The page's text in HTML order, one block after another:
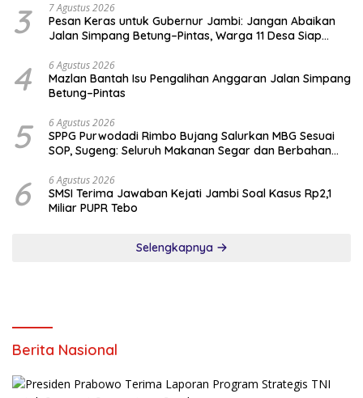
3 7 Agustus 2026
Pesan Keras untuk Gubernur Jambi: Jangan Abaikan
Jalan Simpang Betung–Pintas, Warga 11 Desa Siap
4 6 Agustus 2026
Mazlan Bantah Isu Pengalihan Anggaran Jalan Simpang
Betung–Pintas
5 6 Agustus 2026
SPPG Purwodadi Rimbo Bujang Salurkan MBG Sesuai
SOP, Sugeng: Seluruh Makanan Segar dan Berbahan
6 6 Agustus 2026
SMSI Terima Jawaban Kejati Jambi Soal Kasus Rp2,1
Miliar PUPR Tebo
Selengkapnya
Berita Nasional